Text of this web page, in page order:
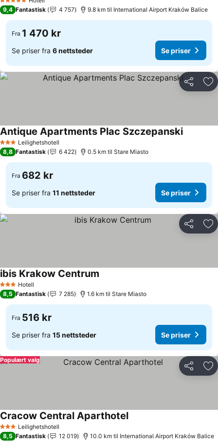
5 Stjerner
9,4 Fantastisk 4 757 9.8 km til International Airport Kraków Balice
Fra 1 470 kr
Se priser fra 6 nettsteder Se priser
Del
3 StjernerLeilighetshotell
Antique Apartments Plac Szczepanski
8,8 Fantastisk 6 422 0.5 km til Stare Miasto
Fra 682 kr
Se priser fra 11 nettsteder Se priser
Del
3 StjernerHotell
ibis Krakow Centrum
8,5 Fantastisk 7 285 1.6 km til Stare Miasto
Fra 516 kr
Se priser fra 15 nettsteder Se priser
Del
Populært valg
3 StjernerLeilighetshotell
Cracow Central Aparthotel
8,5 Fantastisk 12 019 10.0 km til International Airport Kraków Balice